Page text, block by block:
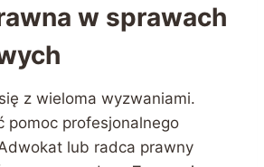
w sprawach
z wieloma wyzwaniami.
pomoc profesjonalnego
lub radca prawny